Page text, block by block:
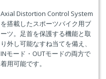
Axial Distortion Control System
を搭載したスポーツバイク用ブ
ーツ。足首を保護する機能と取
り外し可能なすね当てを備え、
INモード・OUTモードの両方で
着用可能です。